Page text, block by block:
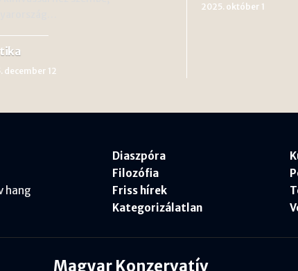
december 12
2025. október 1
hang
Diaszpóra
Filozófia
Friss hírek
Kategorizálatlan
Magyar Konzervatív